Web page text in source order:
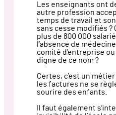
Les enseignants ont
autre profession
temps de travail et
sans cesse modifiés ?
plus de 800 000
l’absence de
comité d’entreprise
digne de ce nom ?
Certes, c’est un
les factures ne se
sourire des enfants.
Il faut également